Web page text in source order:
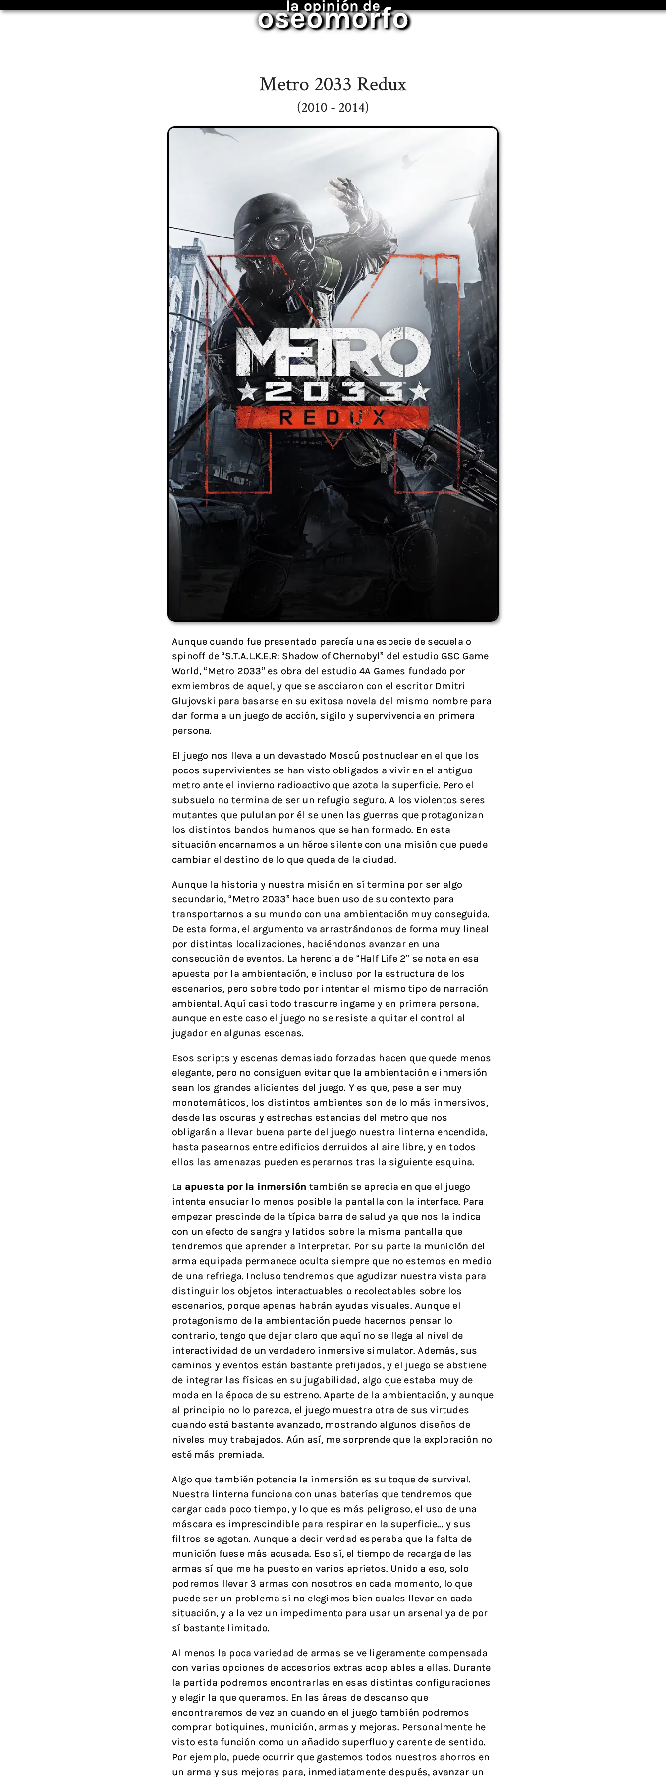
la opinión de
oseomorfo
Metro 2033 Redux
(2010 - 2014)
Aunque cuando fue presentado parecía una especie de secuela o
spinoff de “S.T.A.L.K.E.R: Shadow of Chernobyl” del estudio GSC Game
World, “Metro 2033” es obra del estudio 4A Games fundado por
exmiembros de aquel, y que se asociaron con el escritor Dmitri
Glujovski para basarse en su exitosa novela del mismo nombre para
dar forma a un juego de acción, sigilo y supervivencia en primera
persona.
El juego nos lleva a un devastado Moscú postnuclear en el que los
pocos supervivientes se han visto obligados a vivir en el antiguo
metro ante el invierno radioactivo que azota la superficie. Pero el
subsuelo no termina de ser un refugio seguro. A los violentos seres
mutantes que pululan por él se unen las guerras que protagonizan
los distintos bandos humanos que se han formado. En esta
situación encarnamos a un héroe silente con una misión que puede
cambiar el destino de lo que queda de la ciudad.
Aunque la historia y nuestra misión en sí termina por ser algo
secundario, “Metro 2033” hace buen uso de su contexto para
transportarnos a su mundo con una ambientación muy conseguida.
De esta forma, el argumento va arrastrándonos de forma muy lineal
por distintas localizaciones, haciéndonos avanzar en una
consecución de eventos. La herencia de “Half Life 2” se nota en esa
apuesta por la ambientación, e incluso por la estructura de los
escenarios, pero sobre todo por intentar el mismo tipo de narración
ambiental. Aquí casi todo trascurre ingame y en primera persona,
aunque en este caso el juego no se resiste a quitar el control al
jugador en algunas escenas.
Esos scripts y escenas demasiado forzadas hacen que quede menos
elegante, pero no consiguen evitar que la ambientación e inmersión
sean los grandes alicientes del juego. Y es que, pese a ser muy
monotemáticos, los distintos ambientes son de lo más inmersivos,
desde las oscuras y estrechas estancias del metro que nos
obligarán a llevar buena parte del juego nuestra linterna encendida,
hasta pasearnos entre edificios derruidos al aire libre, y en todos
ellos las amenazas pueden esperarnos tras la siguiente esquina.
La apuesta por la inmersión también se aprecia en que el juego
intenta ensuciar lo menos posible la pantalla con la interface. Para
empezar prescinde de la típica barra de salud ya que nos la indica
con un efecto de sangre y latidos sobre la misma pantalla que
tendremos que aprender a interpretar. Por su parte la munición del
arma equipada permanece oculta siempre que no estemos en medio
de una refriega. Incluso tendremos que agudizar nuestra vista para
distinguir los objetos interactuables o recolectables sobre los
escenarios, porque apenas habrán ayudas visuales. Aunque el
protagonismo de la ambientación puede hacernos pensar lo
contrario, tengo que dejar claro que aquí no se llega al nivel de
interactividad de un verdadero inmersive simulator. Además, sus
caminos y eventos están bastante prefijados, y el juego se abstiene
de integrar las físicas en su jugabilidad, algo que estaba muy de
moda en la época de su estreno. Aparte de la ambientación, y aunque
al principio no lo parezca, el juego muestra otra de sus virtudes
cuando está bastante avanzado, mostrando algunos diseños de
niveles muy trabajados. Aún así, me sorprende que la exploración no
esté más premiada.
Algo que también potencia la inmersión es su toque de survival.
Nuestra linterna funciona con unas baterías que tendremos que
cargar cada poco tiempo, y lo que es más peligroso, el uso de una
máscara es imprescindible para respirar en la superficie... y sus
filtros se agotan. Aunque a decir verdad esperaba que la falta de
munición fuese más acusada. Eso sí, el tiempo de recarga de las
armas sí que me ha puesto en varios aprietos. Unido a eso, solo
podremos llevar 3 armas con nosotros en cada momento, lo que
puede ser un problema si no elegimos bien cuales llevar en cada
situación, y a la vez un impedimento para usar un arsenal ya de por
sí bastante limitado.
Al menos la poca variedad de armas se ve ligeramente compensada
con varias opciones de accesorios extras acoplables a ellas. Durante
la partida podremos encontrarlas en esas distintas configuraciones
y elegir la que queramos. En las áreas de descanso que
encontraremos de vez en cuando en el juego también podremos
comprar botiquines, munición, armas y mejoras. Personalmente he
visto esta función como un añadido superfluo y carente de sentido.
Por ejemplo, puede ocurrir que gastemos todos nuestros ahorros en
un arma y sus mejoras para, inmediatamente después, avanzar un